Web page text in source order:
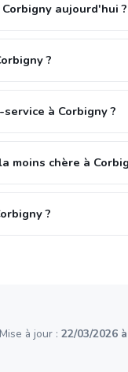
aujourd'hui ?
?
à Corbigny ?
moins chère à
?
à jour : 22/03/2026